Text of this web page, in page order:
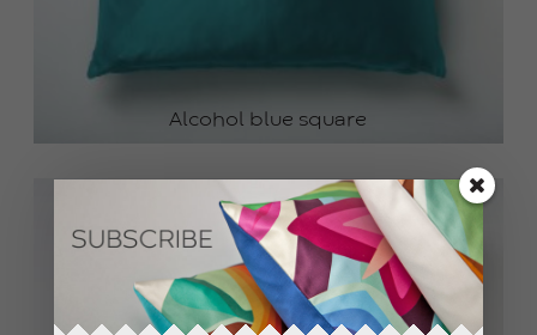
Alcohol blue square
50.0